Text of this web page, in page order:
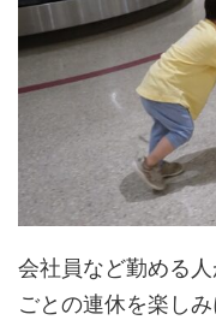
会社員など勤める
ごとの連休を楽し